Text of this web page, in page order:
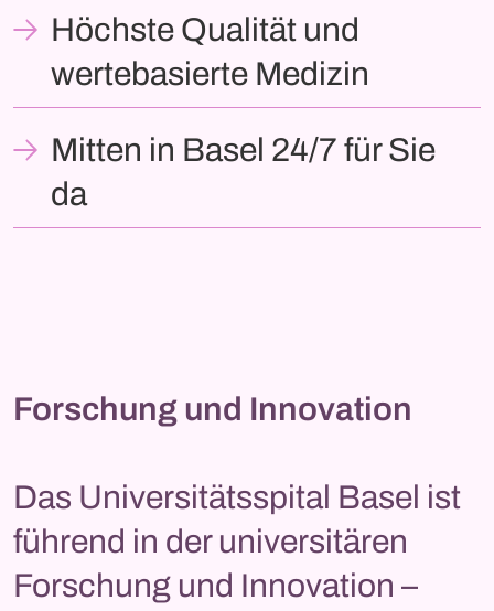
Höchste Qualität und
wertebasierte Medizin
Mitten in Basel 24/7 für Sie
da
Forschung und Innovation
Das Universitätsspital Basel ist
führend in der universitären
Forschung und Innovation –